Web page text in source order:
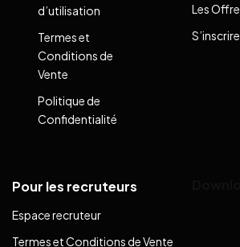
d’utilisation
Termes et
Conditions de
Vente
Politique de
Confidentialité
Les
S’inscrire
Pour les recruteurs
Espace recruteur
Termes et Conditions de Vente